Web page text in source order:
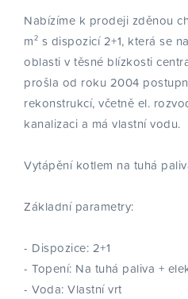
Nabízíme k prodeji zděnou
m² s dispozicí 2+1, která se
oblasti v těsné blízkosti
prošla od roku 2004
rekonstrukcí, včetně el.
kanalizaci a má vlastní vodu.
Vytápění kotlem na tuhá
Základní parametry:
- Dispozice: 2+1
- Topení: Na tuhá paliva +
- Voda: Vlastní vrt